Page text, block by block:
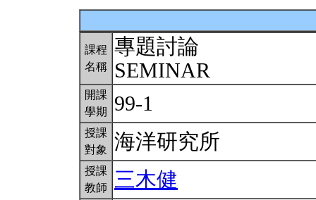
課程
名稱
專題討論
SEMINAR
開課
學期
99-1
授課
對象
海洋研究所
授課
教師
三木健